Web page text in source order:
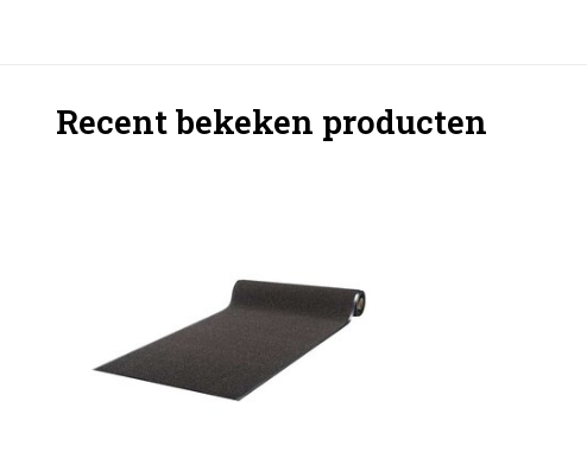
Recent bekeken producten